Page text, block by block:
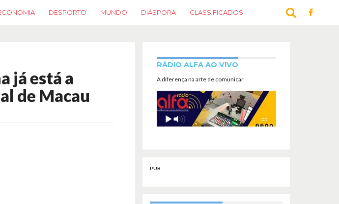
DESPORTO MUNDO DIÁSPORA CLASSIFICADOS
já está a
de Macau
RÁDIO ALFA AO VIVO
A diferença na arte de comunicar
PUB